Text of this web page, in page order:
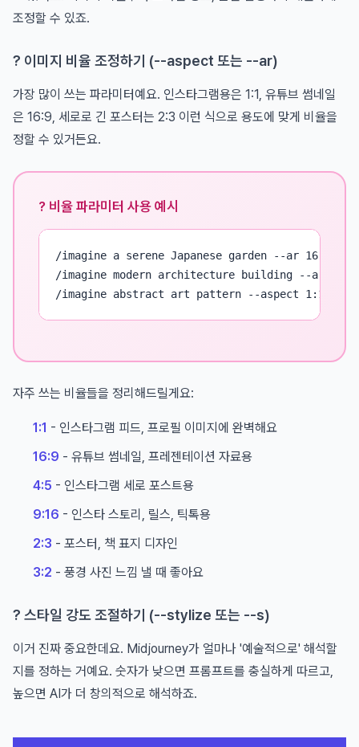
조정할 수 있죠.
? 이미지 비율 조정하기 (--aspect 또는 --ar)
가장 많이 쓰는 파라미터예요. 인스타그램용은 1:1, 유튜브 썸네일
은 16:9, 세로로 긴 포스터는 2:3 이런 식으로 용도에 맞게 비율을
정할 수 있거든요.
? 비율 파라미터 사용 예시
/imagine a serene Japanese garden --ar 16:9
/imagine modern architecture building --ar 2:3
/imagine abstract art pattern --aspect 1:1
자주 쓰는 비율들을 정리해드릴게요:
1:1 - 인스타그램 피드, 프로필 이미지에 완벽해요
16:9 - 유튜브 썸네일, 프레젠테이션 자료용
4:5 - 인스타그램 세로 포스트용
9:16 - 인스타 스토리, 릴스, 틱톡용
2:3 - 포스터, 책 표지 디자인
3:2 - 풍경 사진 느낌 낼 때 좋아요
? 스타일 강도 조절하기 (--stylize 또는 --s)
이거 진짜 중요한데요. Midjourney가 얼마나 '예술적으로' 해석할
지를 정하는 거예요. 숫자가 낮으면 프롬프트를 충실하게 따르고,
높으면 AI가 더 창의적으로 해석하죠.